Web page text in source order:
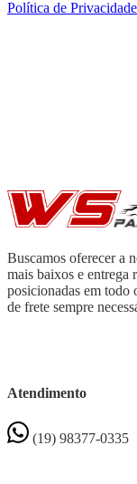
Política de Privacidade
Buscamos oferecer a
mais baixos e entrega
posicionadas em
de frete sempre
Atendimento
(19) 98377-0335